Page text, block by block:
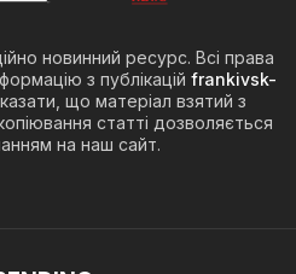
новинний ресурс. Всі права
з публікацій frankivsk-
що матеріал взятий з
статті дозволяється
на наш сайт.